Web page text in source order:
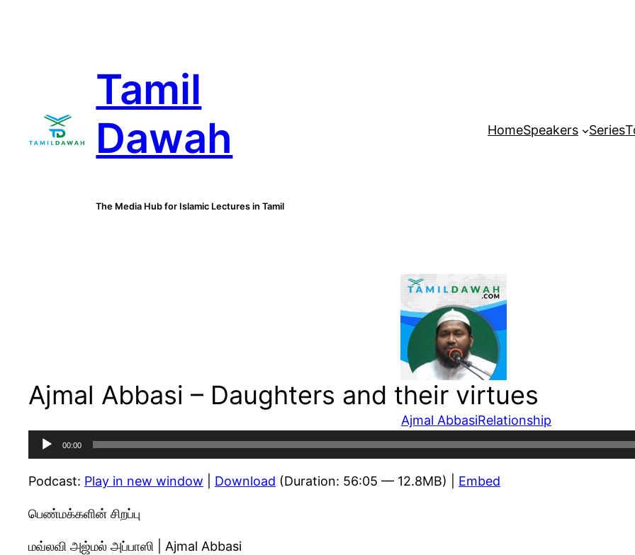
Tamil
Dawah
The Media Hub for Islamic Lectures in Tamil
HomeSpeakers Series
Ajmal Abbasi – Daughters and their virtues
Ajmal AbbasiRelationship
Audio
Player
00:00
Podcast: Play in new window Download (Duration: 56:05 — 12.8MB) | Embed
பெண்மக்களின் சிறப்பு
மவ்லவி அஜ்மல் அப்பாஸி | Ajmal Abbasi